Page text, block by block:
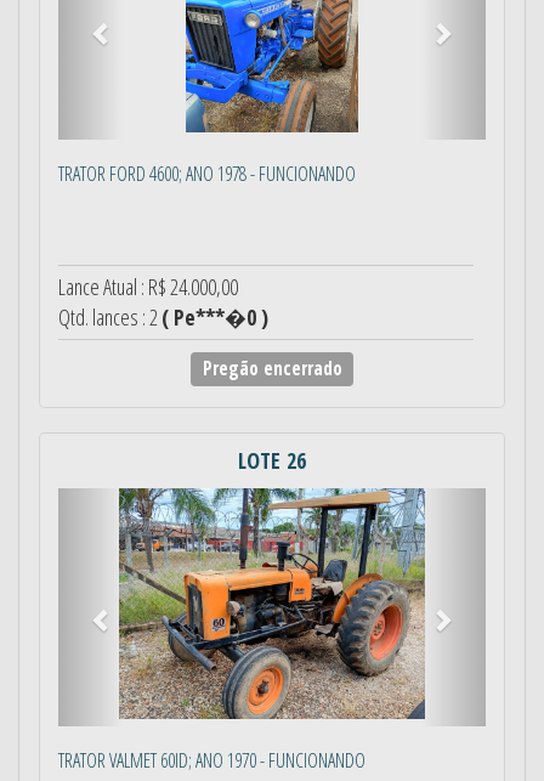
TRATOR FORD 4600; ANO 1978 - FUNCIONANDO
Lance Atual : R$ 24.000,00
Qtd. lances : 2( Pe***�0 )
Pregão encerrado
LOTE 26
Anterior
TRATOR VALMET 60ID; ANO 1970 - FUNCIONANDO